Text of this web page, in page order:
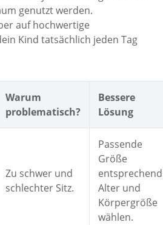
genutzt werden.
auf hochwertige
Kind tatsächlich jeden Tag
Warum
problematisch?
Bessere
Lösung
Zu schwer und
schlechter Sitz.
Passende
Größe
entsprechend
Alter und
Körpergröße
wählen.